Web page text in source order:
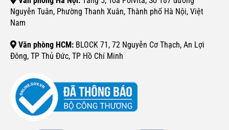
Nguyễn Tuân, Phường Thanh Xuân, Thành phố Hà Nội, Việt
Nam
Văn phòng HCM: BLOCK 71, 72 Nguyễn Cơ Thạch, An Lợi
Đông, TP Thủ Đức, TP Hồ Chí Minh